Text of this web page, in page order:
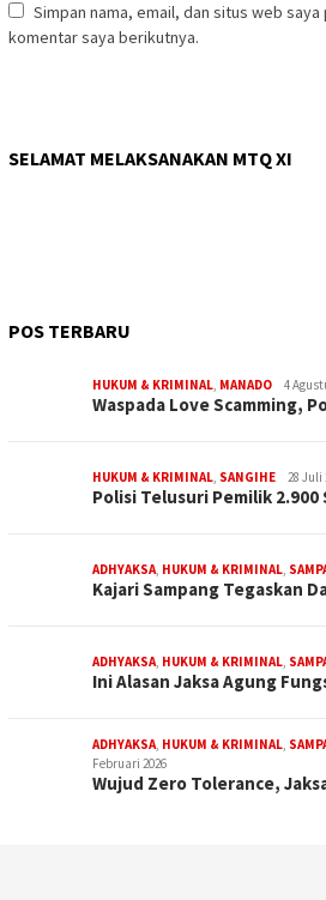
Simpan nama, email, dan situs web
komentar saya berikutnya.
SELAMAT MELAKSANAKAN MTQ XI
POS TERBARU
HUKUM & KRIMINAL, MANADO 4
Waspada Love Scamming,
HUKUM & KRIMINAL, SANGIHE 28 Juli
Polisi Telusuri Pemilik
ADHYAKSA, HUKUM & KRIMINAL,
Kajari Sampang Tegaskan
ADHYAKSA, HUKUM & KRIMINAL,
Ini Alasan Jaksa Agung
ADHYAKSA, HUKUM & KRIMINAL,
Februari 2026
Wujud Zero Tolerance,